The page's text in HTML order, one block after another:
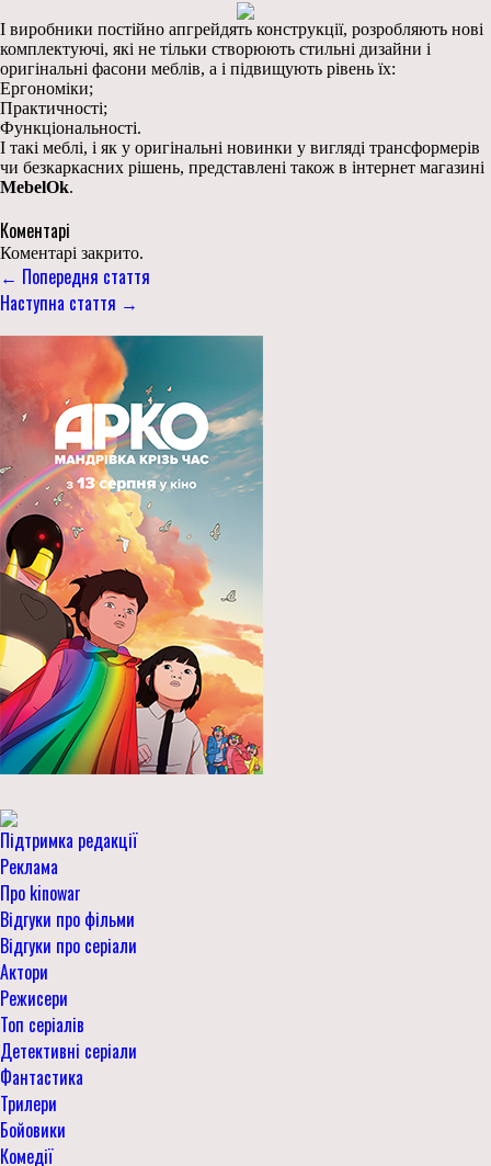
І виробники постійно апгрейдять конструкції, розробляють нові
комплектуючі, які не тільки створюють стильні дизайни і
оригінальні фасони меблів, а і підвищують рівень їх:
Ергономіки;
Практичності;
Функціональності.
І такі меблі, і як у оригінальні новинки у вигляді трансформерів
чи безкаркасних рішень, представлені також в інтернет магазині
MebelOk.
Коментарі
Коментарі закрито.
← Попередня стаття
Наступна стаття →
Підтримка редакції
Реклама
Про kinowar
Відгуки про фільми
Відгуки про серіали
Актори
Режисери
Топ серіалів
Детективні серіали
Фантастика
Трилери
Бойовики
Комедії